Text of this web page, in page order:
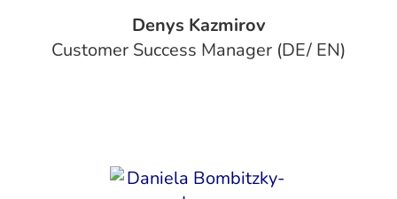
Denys Kazmirov
Customer Success Manager (DE/ EN)